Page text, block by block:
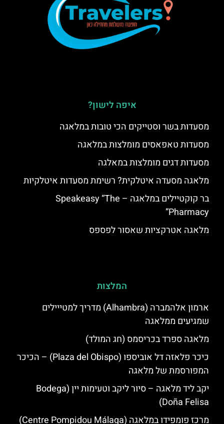
איפה לישון?
מסעדות בשר וסטייקים הכי טובות במלאגה
מסעדות טאפאסים מומלצות במלאגה
מסעדות דגים מומלצות במאלגה
מלאגה מסעדה איטלקית? רשימת מסעדות איטלקיות
בר קוקטיילים במלאגה – Speakeasy “The
Pharmacy”
מלאגה אטרקציות שאסור לפספס
המלצות
ארמון אלהמברה (Alhambra) מדריך למטייילים
שמגיעים ממלאגה
מלאגה ספרד בכריסמס (חג המולד)
כיכר פלאזה דל אוביספו (Plaza del Obispo) – הכיכר
המפורסמת של מלאגה
יקב ליד מלאגה – סיור ליקב וטעימות יין (Bodega
Doña Felisa)
מרכז פומפידו במלאגה (Centre Pompidou Málaga)